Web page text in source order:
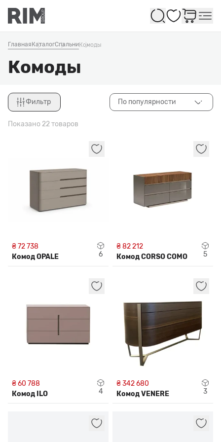
Избранное
Главная КаталогСпальниКомоды
Комоды
Фильтр
Закрыть
По популярности
Показано 22 товаров
₴ 72 738
Комод OPALE
6
₴ 82 212
Комод CORSO COMO
5
₴ 60 788
Комод ILO
4
₴ 342 680
Комод VENERE
3